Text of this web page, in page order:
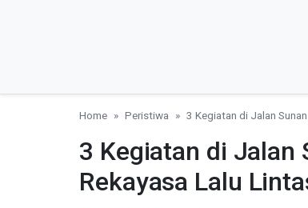
Home Peristiwa 3 Kegiatan di Jalan
3 Kegiatan di Jalan
Rekayasa Lalu